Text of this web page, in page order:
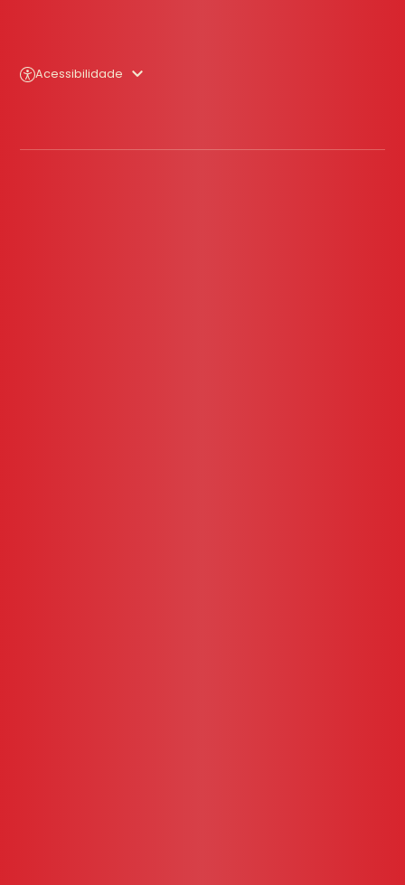
Acessibilidade